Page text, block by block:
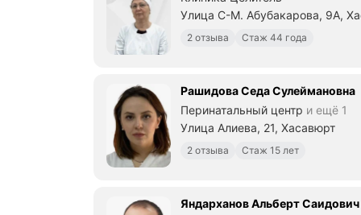
Улица С-М. Абубакарова, 9А,
2 отзыва Стаж 44 года
Рашидова Седа Сулеймановна
Перинатальный центр и ещё 1
Улица Алиева, 21, Хасавюрт
2 отзыва Стаж 15 лет
Яндарханов Альберт Саидович